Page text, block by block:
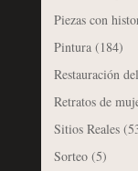
Piezas con
Pintura(184)
Restauración
Retratos de
Sitios Reales
Sorteo(5)